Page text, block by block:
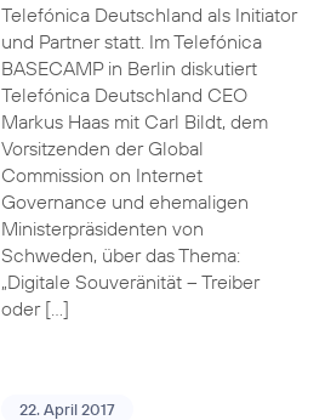
Telefónica Deutschland als Initiator
und Partner statt. Im Telefónica
BASECAMP in Berlin diskutiert
Telefónica Deutschland CEO
Markus Haas mit Carl Bildt, dem
Vorsitzenden der Global
Commission on Internet
Governance und ehemaligen
Ministerpräsidenten von
Schweden, über das Thema:
„Digitale Souveränität – Treiber
oder […]
22. April 2017